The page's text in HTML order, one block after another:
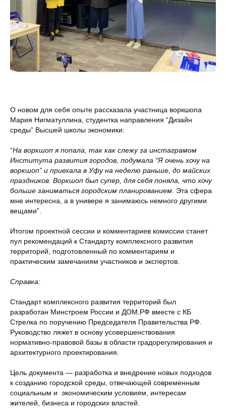
О новом для себя опыте рассказала участница воркшопа
Мария Нигматуллина, студентка направления “Дизайн
среды” Высшей школы экономики:
“На воркшоп я попала, так как слежу за инстаграмом
Института развития городов, подумала “Я очень хочу на
воркшоп” и приехала в Уфу на неделю раньше, до майских
праздников. Воркшоп был супер, для себя поняла, что хочу
больше заниматься городским планированием. Эта сфера
мне интересна, а в универе я занимаюсь немного другими
вещами”.
Итогом проектной сессии и комментариев комиссии станет
пул рекомендаций к Стандарту комплексного развития
территорий, подготовленный по комментариям и
практическим замечаниям участников и экспертов.
Справка:
Стандарт комплексного развития территорий был
разработан Минстроем России и ДОМ.РФ вместе с КБ
Стрелка по поручению Председателя Правительства РФ.
Руководство ляжет в основу усовершенствования
нормативно-правовой базы в области градорегулирования и
архитектурного проектирования.
Цель документа — разработка и внедрение новых подходов
к созданию городской среды, отвечающей современным
социальным и экономическим условиям, интересам
жителей, бизнеса и городских властей.